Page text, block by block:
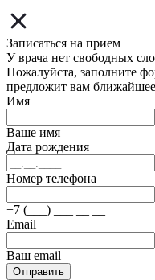
Записаться на прием
У врача нет свободных
Пожалуйста, заполните
предложит вам
Имя
Ваше имя
Дата рождения
Номер телефона
+7 (___) ___ __ __
Email
Ваш email
Отправить